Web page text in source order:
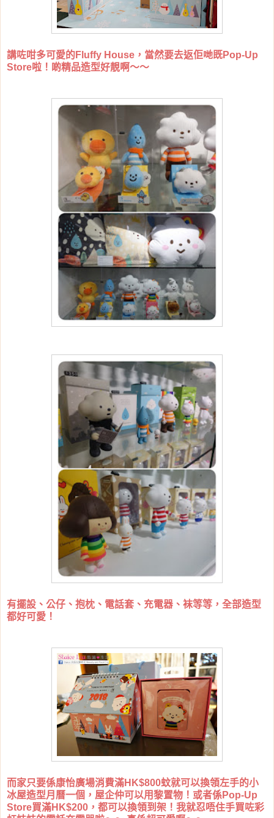
講咗咁多可愛的Fluffy House，當然要去返佢哋既Pop-Up
Store啦！啲精品造型好靚啊～～
有擺設、公仔、抱枕、電話套、充電器、袜等等，全部造型
都好可愛！
而家只要係康怡廣場消費滿HK$800蚊就可以換領左手的小
冰屋造型月曆一個，屋企仲可以用黎置物！或者係Pop-Up
Store買滿HK$200，都可以換領到架！我就忍唔住手買咗彩